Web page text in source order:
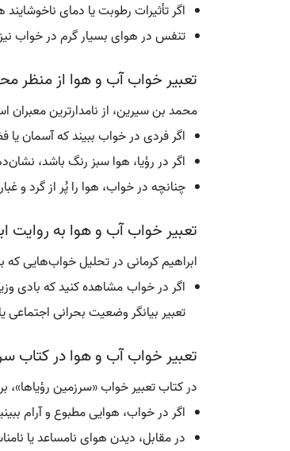
اگر تأثیرات رطوبت یا دمای
تنفس در هوای بسیار گرم در خواب
تعبیر خواب آب و هوا از منظر
محمد بن سیرین، از نامدارترین معبران
اگر فردی در خواب ببیند که آسمان
اگر در رؤیا، هوا سبز رنگ باشد،
چنانچه در خواب، هوا را پُر از گرد و
تعبیر خواب آب و هوا به روایت
ابراهیم کرمانی در تحلیل خواب‌هایی
اگر در خواب مشاهده کنید که بادی
تعبیر بیانگر وضعیت بحرانی
تعبیر خواب آب و هوا در کتاب
در کتاب تعبیر خواب «سرزمین
اگر در خواب، هوایی مطبوع و آرام
در مقابل، دیدن هوای نامساعد یا